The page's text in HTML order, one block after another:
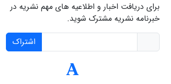
برای دریافت اخبار و اطلاعیه های مهم نشریه در
خبرنامه نشریه مشترک شوید.
اشتراک